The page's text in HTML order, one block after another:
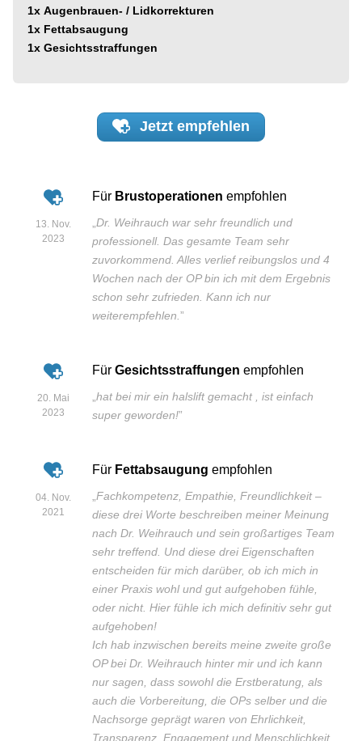
1x Augenbrauen- / Lidkorrekturen
1x Fettabsaugung
1x Gesichtsstraffungen
Jetzt empfehlen
13. Nov.
2023
Für Brustoperationen empfohlen
„Dr. Weihrauch war sehr freundlich und
professionell. Das gesamte Team sehr
zuvorkommend. Alles verlief reibungslos und 4
Wochen nach der OP bin ich mit dem Ergebnis
schon sehr zufrieden. Kann ich nur
weiterempfehlen.”
20. Mai
2023
Für Gesichtsstraffungen empfohlen
hat bei mir ein halslift gemacht , ist einfach
super geworden!”
04. Nov.
2021
Für Fettabsaugung empfohlen
Fachkompetenz, Empathie, Freundlichkeit –
diese drei Worte beschreiben meiner Meinung
nach Dr. Weihrauch und sein großartiges Team
sehr treffend. Und diese drei Eigenschaften
entscheiden für mich darüber, ob ich mich in
einer Praxis wohl und gut aufgehoben fühle,
oder nicht. Hier fühle ich mich definitiv sehr gut
aufgehoben!
Ich hab inzwischen bereits meine zweite große
OP bei Dr. Weihrauch hinter mir und ich kann
nur sagen, dass sowohl die Erstberatung, als
auch die Vorbereitung, die OPs selber und die
Nachsorge geprägt waren von Ehrlichkeit,
Transparenz, Engagement und Menschlichkeit.